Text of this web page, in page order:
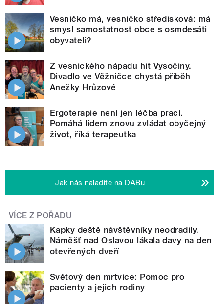
Vesničko má, vesničko středisková: má
smysl samostatnost obce s osmdesáti
obyvateli?
Z vesnického nápadu hit Vysočiny.
Divadlo ve Věžničce chystá příběh
Anežky Hrůzové
Ergoterapie není jen léčba prací.
Pomáhá lidem znovu zvládat obyčejný
život, říká terapeutka
Jak nás naladíte na DABu
VÍCE Z POŘADU
Kapky deště návštěvníky neodradily.
Náměšť nad Oslavou lákala davy na den
otevřených dveří
Světový den mrtvice: Pomoc pro
pacienty a jejich rodiny